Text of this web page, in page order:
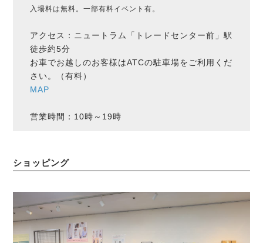
入場料は無料。一部有料イベント有。
アクセス：ニュートラム「トレードセンター前」駅
徒歩約5分
お車でお越しのお客様はATCの駐車場をご利用くだ
さい。（有料）
MAP
営業時間：10時～19時
ショッピング